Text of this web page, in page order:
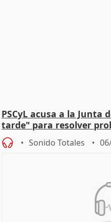
PSCyL acusa a la
tarde" para resolver
Sonido Totales